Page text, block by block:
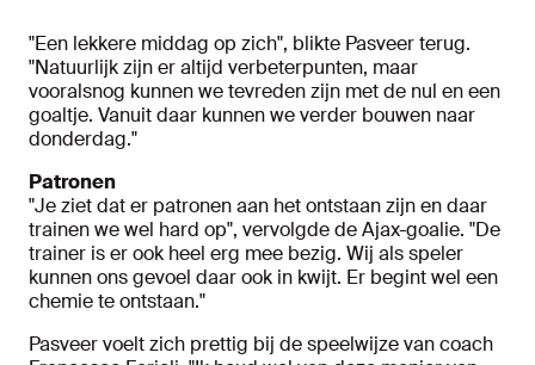
"Een lekkere middag op zich", blikte Pasveer terug.
"Natuurlijk zijn er altijd verbeterpunten, maar
vooralsnog kunnen we tevreden zijn met de nul en een
goaltje. Vanuit daar kunnen we verder bouwen naar
donderdag."
Patronen
"Je ziet dat er patronen aan het ontstaan zijn en daar
trainen we wel hard op", vervolgde de Ajax-goalie. "De
trainer is er ook heel erg mee bezig. Wij als speler
kunnen ons gevoel daar ook in kwijt. Er begint wel een
chemie te ontstaan."
Pasveer voelt zich prettig bij de speelwijze van coach